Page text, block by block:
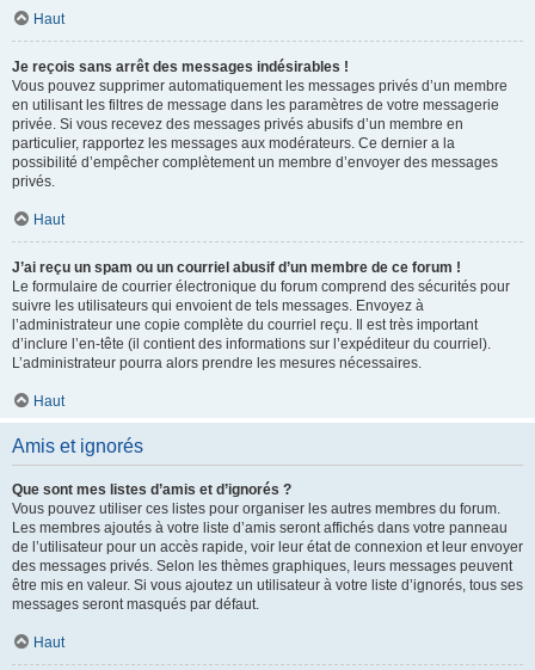
Haut
Je reçois sans arrêt des messages indésirables !
Vous pouvez supprimer automatiquement les messages privés d’un membre
en utilisant les filtres de message dans les paramètres de votre messagerie
privée. Si vous recevez des messages privés abusifs d’un membre en
particulier, rapportez les messages aux modérateurs. Ce dernier a la
possibilité d’empêcher complètement un membre d’envoyer des messages
privés.
Haut
J’ai reçu un spam ou un courriel abusif d’un membre de ce forum !
Le formulaire de courrier électronique du forum comprend des sécurités pour
suivre les utilisateurs qui envoient de tels messages. Envoyez à
l’administrateur une copie complète du courriel reçu. Il est très important
d’inclure l’en-tête (il contient des informations sur l’expéditeur du courriel).
L’administrateur pourra alors prendre les mesures nécessaires.
Haut
Amis et ignorés
Que sont mes listes d’amis et d’ignorés ?
Vous pouvez utiliser ces listes pour organiser les autres membres du forum.
Les membres ajoutés à votre liste d’amis seront affichés dans votre panneau
de l’utilisateur pour un accès rapide, voir leur état de connexion et leur envoyer
des messages privés. Selon les thèmes graphiques, leurs messages peuvent
être mis en valeur. Si vous ajoutez un utilisateur à votre liste d’ignorés, tous ses
messages seront masqués par défaut.
Haut